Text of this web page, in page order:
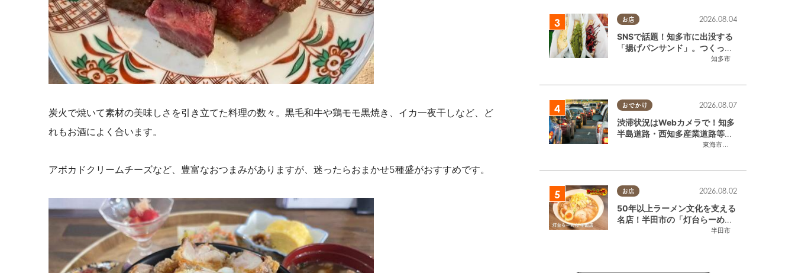
炭火で焼いて素材の美味しさを引き立てた料理の数々。黒毛和牛や鶏モモ黒焼き、イカ一夜干しなど、ど
れもお酒によく合います。
アボカドクリームチーズなど、豊富なおつまみがありますが、迷ったらおまかせ5種盛がおすすめです。
お店
知多市
2026.08.04
SNSで話題！知多市に出没する
「揚げパンサンド」。つくって
いるのはお祭りお兄さん!?【ち
おでかけ
東海市
,大府市
2026.08.07
渋滞状況はWebカメラで！知多
半島道路・西知多産業道路等の
お店
半田市
2026.08.02
50年以上ラーメン文化を支える
名店！半田市の「灯台らーめん
半田店」へ【熱血ラーメン伝 8